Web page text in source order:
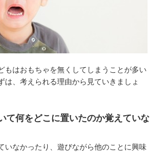
もはおもちゃを無くしてしまうことが多い
は、考えられる理由から見ていきましょ
て何をどこに置いたのか覚えていな
いなかったり、遊びながら他のことに興味